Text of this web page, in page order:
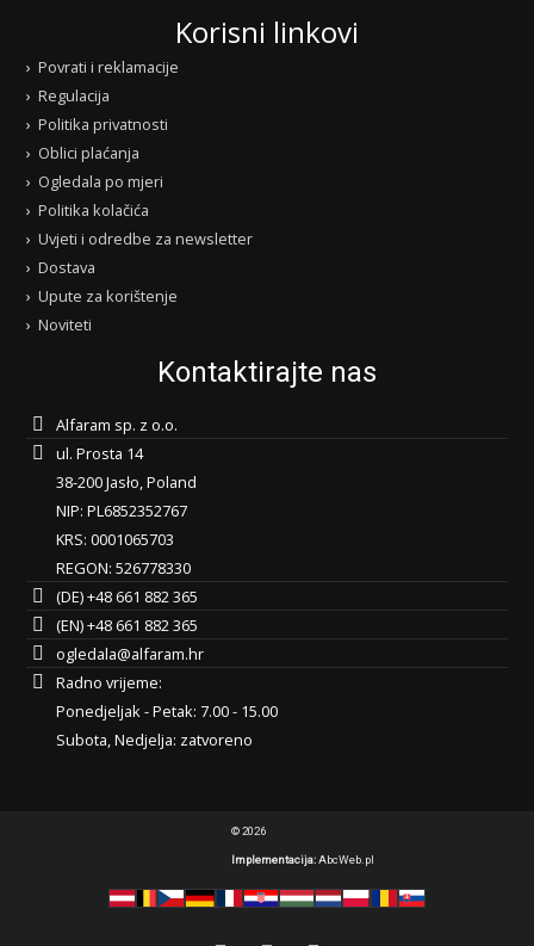
Korisni linkovi
Povrati i reklamacije
Regulacija
Politika privatnosti
Oblici plaćanja
Ogledala po mjeri
Politika kolačića
Uvjeti i odredbe za newsletter
Dostava
Upute za korištenje
Noviteti
Kontaktirajte nas
Alfaram sp. z o.o.
ul. Prosta 14
38-200 Jasło, Poland
NIP: PL6852352767
KRS: 0001065703
REGON: 526778330
(DE) +48 661 882 365
(EN) +48 661 882 365
ogledala@alfaram.hr
Radno vrijeme:
Ponedjeljak - Petak: 7.00 - 15.00
Subota, Nedjelja: zatvoreno
© 2026
Implementacija:AbcWeb.pl